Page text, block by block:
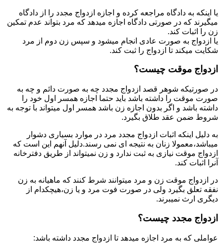
یا اینکه به دادگاه مراجعه کرده و اجازه ازدواج مجدد را از دادگاه
میگیرند که در صورتی دادگاه اجازه میدهد که مرد بتواند عدم تمکین
زن را اثبات کند.
یا ازدواج به صورت عادی انجام میشود و سپس زن دوم از مرد
شکایت میکند تا ازدواج را ثبت کند.
ازدواج موقت چیست؟
در صورتیکه شوهر قصد ازدواج مجدد چه به صورت دائم و چه به
صورت موقت را داشته باشد باید حتما اجازه همسر اول خود را
داشته باشد و اگر بدون اجازه زن باشد همسر اول میتواند با توجه به
شروط ضمن عقد طلاق بگیرد.
به دلیل اینکه اثبات ازدواج مجدد مرد در موارد بسیاری دشوار
میباشد،معمولا زنان به نتیجه ای نمی رسند.دلیل آنهم این است که
ازدواج موقت نیازی به ثبت ندارد و زن نمیتواند از طریق دفترخانه
آنرا اثبات کند.
در ازدواج موقت زن و مرد میتوانند شرط کنند که ماهیانه به زن
نفقه تعلق بگیرد ولی در صورت فوت مرد و یا زن،هیچکدام از
دیگری ارث نمیبرند.
ازدواج مجدد چیست؟
عواملی که به مرد اجازه میدهد تا ازدواج مجدد داشته باشد: